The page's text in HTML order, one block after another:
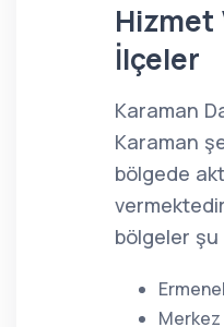
Hizmet
İlçeler
Karaman
Karaman
bölgede
bölgeler
Merkez